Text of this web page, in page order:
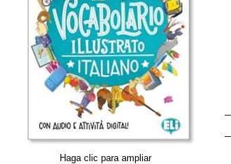
Haga clic para ampliar